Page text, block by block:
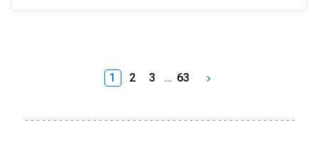
1 2 3 … 63 keyboard_arrow_right